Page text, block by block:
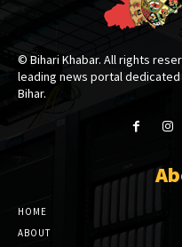
© Bihari Khabar. All rights
leading news portal
Bihar.
HOME
ABOUT